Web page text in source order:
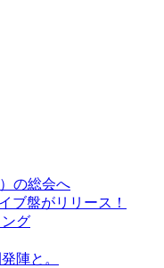
の総会へ
ブ盤がリリース！
グ
陣と。